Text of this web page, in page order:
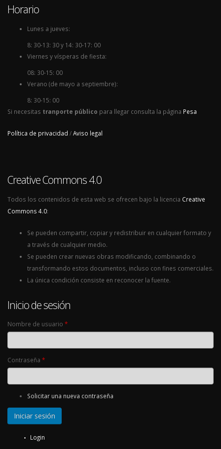
Horario
Lunes a jueves:
8: 30-13: 30 y 14: 30-17: 00
Viernes y vísperas de fiesta:
08: 30-15: 00
Verano (de mayo a septiembre):
8: 30-15: 00
Si necesitas tranporte público para llegar consulta la página Pesa
Política de privacidad /Aviso legal
Creative Commons 4.0
Todos los contenidos de esta web se ofrecen bajo la licencia Creative
Commons 4.0:
Se pueden compartir, copiar y redistribuir en cualquier formato y
a través de cualquier medio.
Se pueden crear nuevas obras modificando, combinando o
transformando estos documentos, incluso con fines comerciales.
La única condición consiste en reconocer la fuente.
Inicio de sesión
Nombre de usuario *
Contraseña *
Solicitar una nueva contraseña
Login